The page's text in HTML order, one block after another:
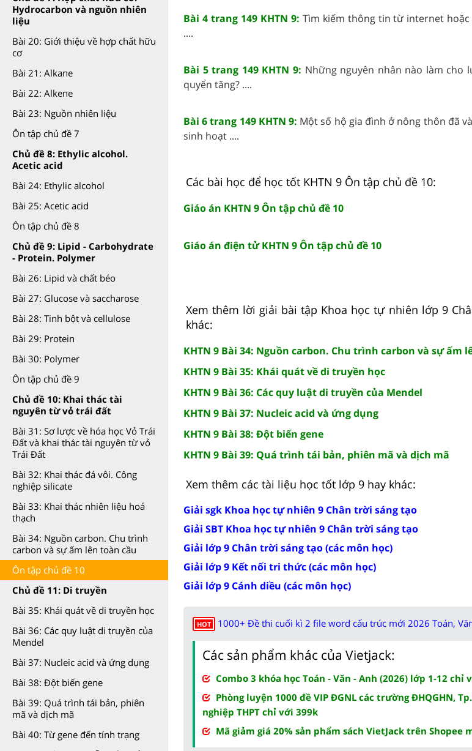
Hydrocarbon và nguồn nhiên
liệu
Bài 20: Giới thiệu về hợp chất hữu
cơ
Bài 21: Alkane
Bài 22: Alkene
Bài 23: Nguồn nhiên liệu
Ôn tập chủ đề 7
Chủ đề 8: Ethylic alcohol.
Acetic acid
Bài 24: Ethylic alcohol
Bài 25: Acetic acid
Ôn tập chủ đề 8
Chủ đề 9: Lipid - Carbohydrate
- Protein. Polymer
Bài 26: Lipid và chất béo
Bài 27: Glucose và saccharose
Bài 28: Tinh bột và cellulose
Bài 29: Protein
Bài 30: Polymer
Ôn tập chủ đề 9
Chủ đề 10: Khai thác tài
nguyên từ vỏ trái đất
Bài 31: Sơ lược về hóa học Vỏ Trái
Đất và khai thác tài nguyên từ vỏ
Trái Đất
Bài 32: Khai thác đá vôi. Công
nghiệp silicate
Bài 33: Khai thác nhiên liệu hoá
thạch
Bài 34: Nguồn carbon. Chu trình
carbon và sự ấm lên toàn cầu
Ôn tập chủ đề 10
Chủ đề 11: Di truyền
Bài 35: Khái quát về di truyền học
Bài 36: Các quy luật di truyền của
Mendel
Bài 37: Nucleic acid và ứng dụng
Bài 38: Đột biến gene
Bài 39: Quá trình tái bản, phiên
mã và dịch mã
Bài 40: Từ gene đến tính trạng
Bài 4 trang 149 KHTN 9: Tìm kiếm thông tin từ internet hoặc
....
Bài 5 trang 149 KHTN 9: Những nguyên nhân nào làm cho
quyển tăng? ....
Bài 6 trang 149 KHTN 9: Một số hộ gia đình ở nông thôn đã
sinh hoạt ....
Các bài học để học tốt KHTN 9 Ôn tập chủ đề 10:
Giáo án KHTN 9 Ôn tập chủ đề 10
Giáo án điện tử KHTN 9 Ôn tập chủ đề 10
Xem thêm lời giải bài tập Khoa học tự nhiên lớp 9
khác:
KHTN 9 Bài 34: Nguồn carbon. Chu trình carbon và sự ấm
KHTN 9 Bài 35: Khái quát về di truyền học
KHTN 9 Bài 36: Các quy luật di truyền của Mendel
KHTN 9 Bài 37: Nucleic acid và ứng dụng
KHTN 9 Bài 38: Đột biến gene
KHTN 9 Bài 39: Quá trình tái bản, phiên mã và dịch mã
Xem thêm các tài liệu học tốt lớp 9 hay khác:
Giải sgk Khoa học tự nhiên 9 Chân trời sáng tạo
Giải SBT Khoa học tự nhiên 9 Chân trời sáng tạo
Giải lớp 9 Chân trời sáng tạo (các môn học)
Giải lớp 9 Kết nối tri thức (các môn học)
Giải lớp 9 Cánh diều (các môn học)
HOT 1000+ Đề thi cuối kì 2 file word cấu trúc mới 2026 Toán,
Các sản phẩm khác của Vietjack:
Combo 3 khóa học Toán - Văn - Anh (2026) lớp 1-12 chỉ
Phòng luyện 1000 đề VIP ĐGNL các trường ĐHQGHN,
nghiệp THPT chỉ với 399k
Mã giảm giá 20% sản phẩm sách VietJack trên Shopee